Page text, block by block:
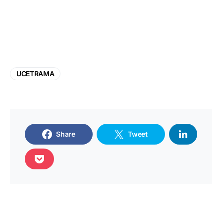
UCETRAMA
Share Tweet